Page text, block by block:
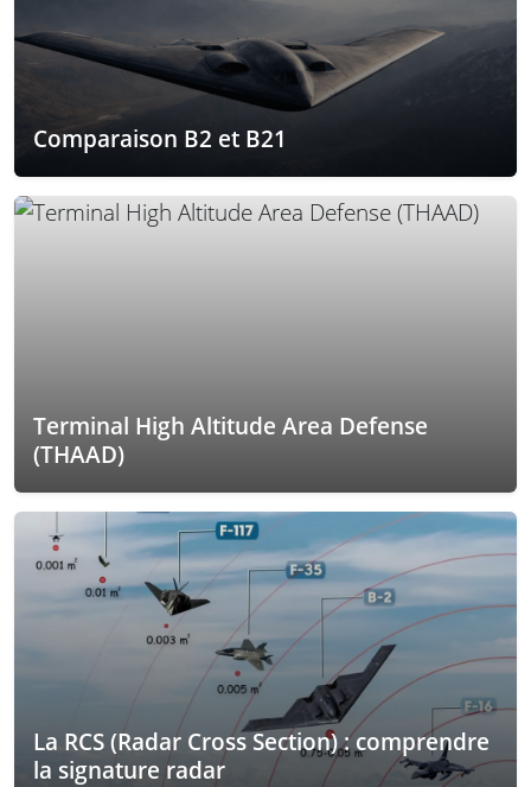
Comparaison B2 et B21
Terminal High Altitude Area Defense
(THAAD)
La RCS (Radar Cross Section) : comprendre
la signature radar